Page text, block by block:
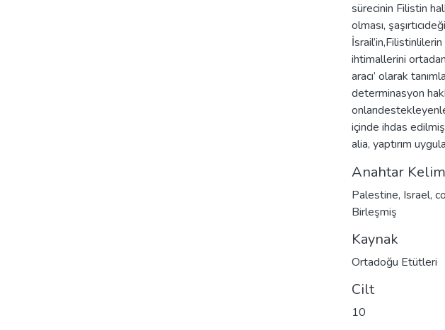
sürecinin Filistin
olması,
ihtimallerini
aracı’ olarak
determinasyon
içinde ihdas
alia, yaptırım
Anahtar
Palestine, Israel,
Birleşmiş
Kaynak
Ortadoğu Etütleri
Cilt
10